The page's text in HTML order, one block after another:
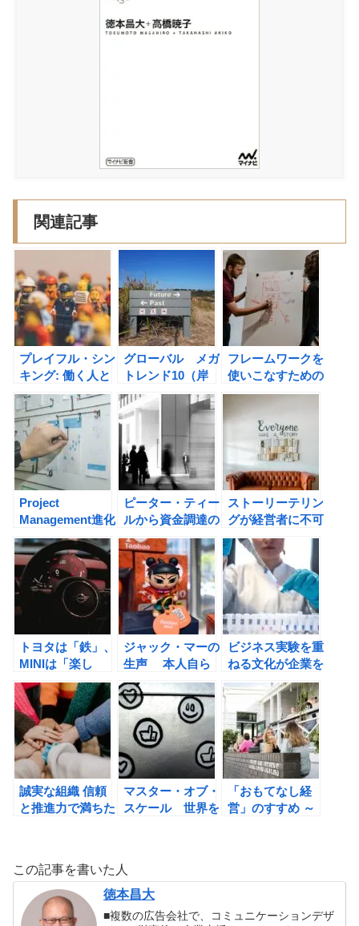
関連記事
プレイフル・シン
キング: 働く人と
場を楽しくする思
考法 （上田信
行）の書評
グローバル メガ
トレンド10（岸
本義之）の書評
フレームワークを
使いこなすための
５０問―なぜ経営
戦略は機能しない
のか？ （牧田幸
裕）の書評
Project
Management進化
論（後藤智博, 渡
瀬智，西郷智史）
の書評
ピーター・ティー
ルから資金調達の
方法を学ぼう！創
始者たち──イー
ロン・マスク、ピ
ーター・ティール
と世界一のリスク
テイカーたちの薄
氷の伝説の書評
ストーリーテリン
グが経営者に不可
欠な理由。トニ
ー・ファデルのＢ
ＵＩＬＤの書評
トヨタは「鉄」、
MINIは「楽し
み」を売ってい
る: もったいない!
日本企業が気づい
ていない経営と戦
略問題（フォーリ
ー・マーク）の書
評
ジャック・マーの
生声 本人自ら
の発言だからこそ
見える真実 （ス
ク・リー, ボブ・
ソン）の書評
ビジネス実験を重
ねる文化が企業を
成功に導く(ステ
ファン・トムク)
の書評
誠実な組織 信頼
と推進力で満ちた
マスター・オブ・
スケール 世界を
ル（リード・ホフ
マン, ジューン・
コーエン）の書評
「おもてなし経
営」のすすめ ～
この記事を書いた人
徳本昌大
■複数の広告会社で、コミュニケーションデザ